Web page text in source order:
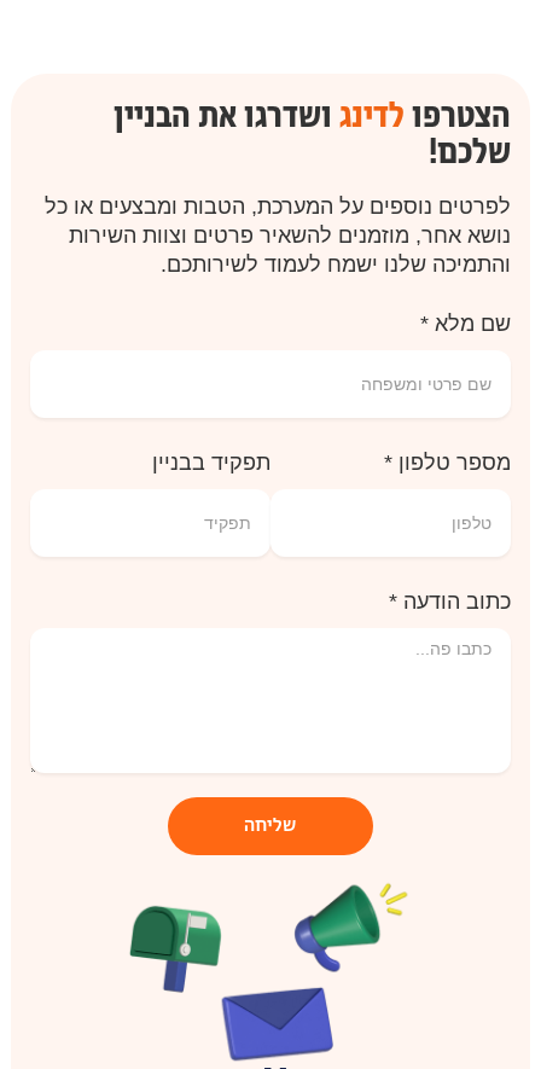
שם מלא *
תפקיד בבניין מספר טלפון *
כתוב הודעה *
הצטרפו לדינג ושדרגו את הבניין
שלכם!
לפרטים נוספים על המערכת, הטבות ומבצעים או כל
נושא אחר, מוזמנים להשאיר פרטים וצוות השירות
והתמיכה שלנו ישמח לעמוד לשירותכם.